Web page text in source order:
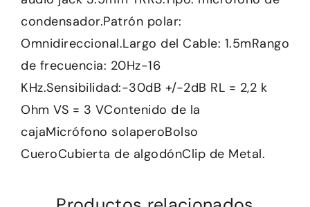
condensador.Patrón polar:
Omnidireccional.Largo del Cable: 1.5mRango
de frecuencia: 20Hz-16
KHz.Sensibilidad:-30dB +/-2dB RL = 2,2 k
Ohm VS = 3 VContenido de la
cajaMicrófono solaperoBolso
CueroCubierta de algodónClip de Metal.